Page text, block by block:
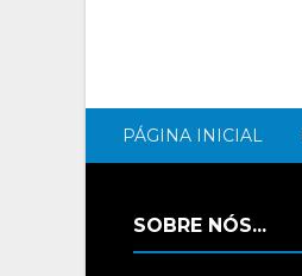
PÁGINA INICIAL
SOBRE NÓS...